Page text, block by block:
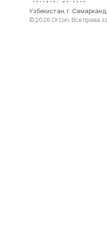
Узбекистан, г. Самарканд,
© 2026 Orzon. Все права